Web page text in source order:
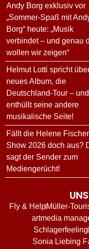
Andy Borg exklusiv vor
„Sommer-Spaß mit
Borg“ heute: „Musik
verbindet – und genau
wollen wir zeigen“
Helmut Lotti spricht
neues Album, die
Deutschland-Tour – und
enthüllt seine andere
musikalische Seite!
Fällt die Helene Fischer
Show 2026 doch aus?
sagt der Sender zum
Mediengerücht!
Fly & HelpMüller-
artmedia
Schlagerfeeling
Sonia Liebing